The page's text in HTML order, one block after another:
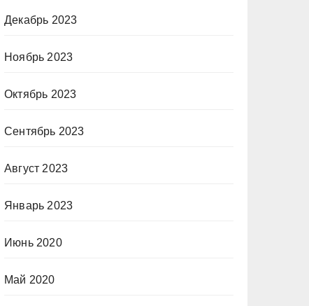
Декабрь 2023
Ноябрь 2023
Октябрь 2023
Сентябрь 2023
Август 2023
Январь 2023
Июнь 2020
Май 2020